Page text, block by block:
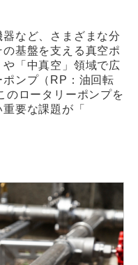
など、さまざまな分
基盤を支える真空ポ
「中真空」領域で広
ポンプ（RP：油回転
のロータリーポンプを
要な課題が「